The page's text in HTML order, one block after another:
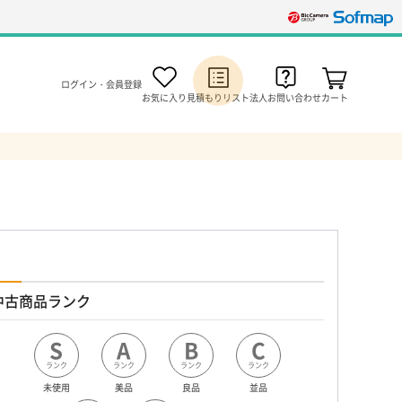
ログイン・会員登録
お気に入り 見積もりリスト法人お問い合わせカート
古商品ランク
S
ランク
未使用
A
ランク
美品
B
ランク
良品
C
ランク
並品